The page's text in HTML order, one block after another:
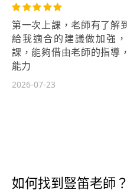
第一次上課，老師有了解
給我適合的建議做加強
課，能夠借由老師的指導
能力
2026-07-23
如何找到豎笛老師？